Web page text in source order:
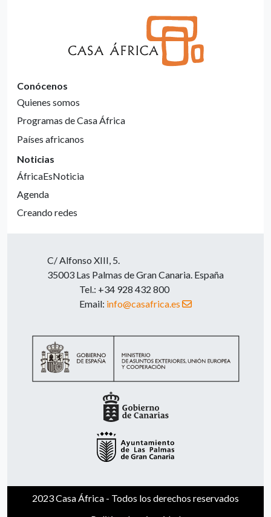
Conócenos
Quienes somos
Programas de Casa África
Países africanos
Noticias
ÁfricaEsNoticia
Agenda
Creando redes
C/ Alfonso XIII, 5.
35003 Las Palmas de Gran Canaria. España
Tel.: +34 928 432 800
Email: info@casafrica.es
2023 Casa África - Todos los derechos reservados